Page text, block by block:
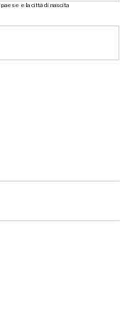
e la città di nascita